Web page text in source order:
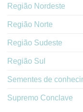
Região Nordeste
Região Norte
Região Sudeste
Região Sul
Sementes de
Supremo Conclave